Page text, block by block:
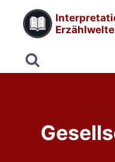
Inhalt
springen